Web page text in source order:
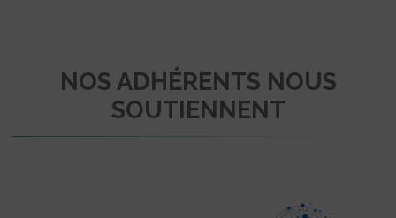
NOS ADHÉRENTS NOUS
SOUTIENNENT